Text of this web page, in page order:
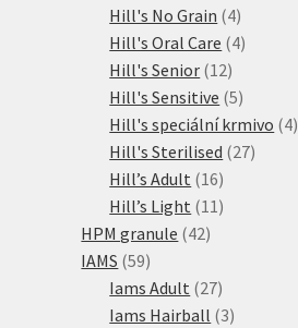
produktů
Hill's No Grain 44
produkty
Hill's Oral Care 44
Hill's Senior 1212
produktů
Hill's Sensitive 55
produktů
Hill's speciální krmivo 44
Hill's Sterilised 2727
Hill’s Adult 1616
produktů
Hill’s Light 11 11
HPM granule 4242
IAMS 5959
produktů
Iams Adult 2727
produktů
Iams Hairball 33